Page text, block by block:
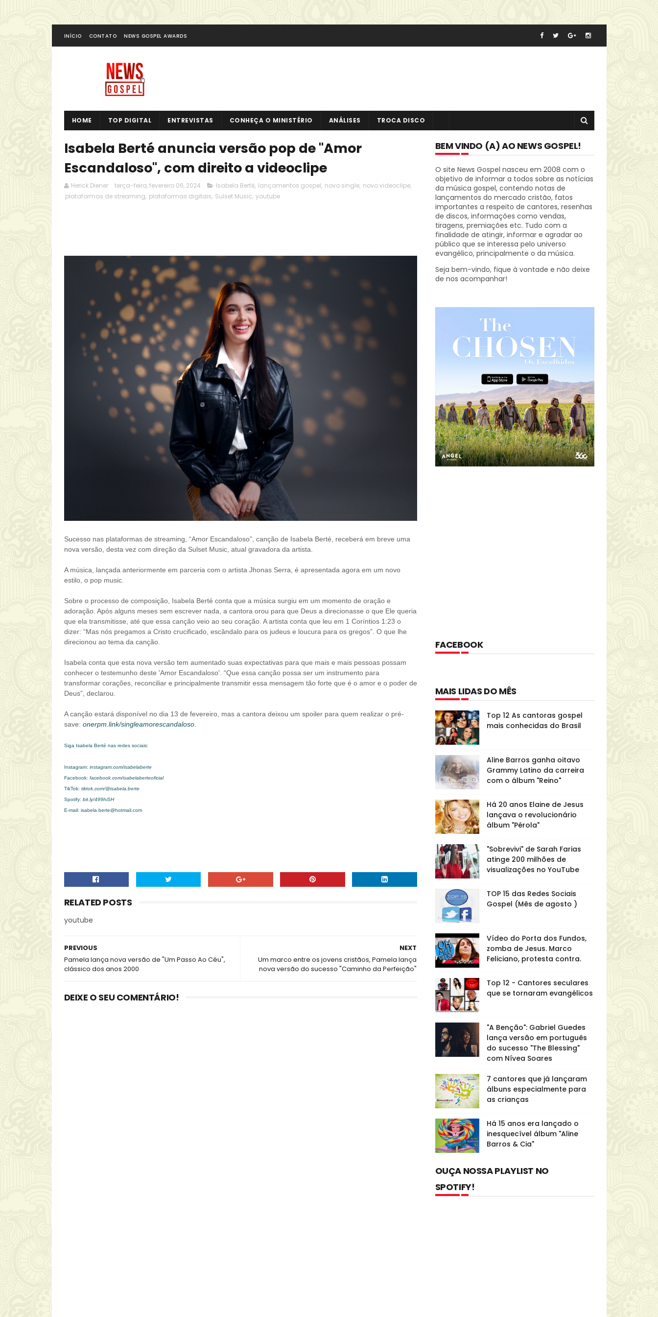
INÍCIO CONTATO NEWS GOSPEL AWARDS
HOME TOP DIGITAL ENTREVISTAS CONHEÇA O MINISTÉRIO ANÁLISES TROCA DISCO
Isabela Berté anuncia versão pop de "Amor
Escandaloso", com direito a videoclipe
Herick Diener terça-feira, fevereiro 06, 2024 Isabela Berté, lançamentos gospel, novo single, novo videoclipe,
plataformas de streaming, plataformas digitais, Sulset Music, youtube
Sucesso nas plataformas de streaming, “Amor Escandaloso”, canção de Isabela Berté, receberá em breve uma
nova versão, desta vez com direção da Sulset Music, atual gravadora da artista.
A música, lançada anteriormente em parceria com o artista Jhonas Serra, é apresentada agora em um novo
estilo, o pop music.
Sobre o processo de composição, Isabela Berté conta que a música surgiu em um momento de oração e
adoração. Após alguns meses sem escrever nada, a cantora orou para que Deus a direcionasse o que Ele queria
que ela transmitisse, até que essa canção veio ao seu coração. A artista conta que leu em 1 Coríntios 1:23 o
dizer: “Mas nós pregamos a Cristo crucificado, escândalo para os judeus e loucura para os gregos”. O que lhe
direcionou ao tema da canção.
Isabela conta que esta nova versão tem aumentado suas expectativas para que mais e mais pessoas possam
conhecer o testemunho deste 'Amor Escandaloso'. “Que essa canção possa ser um instrumento para
transformar corações, reconciliar e principalmente transmitir essa mensagem tão forte que é o amor e o poder de
Deus”, declarou.
A canção estará disponível no dia 13 de fevereiro, mas acantora deixou um spoiler para quem realizar o pré-
save: onerpm.link/singleamorescandaloso.
Siga Isabela Berté nas redes sociais:
Instagram: instagram.com/isabelaberte
Facebook: facebook.com/isabelaberteoficial
TikTok: tiktok.com/@isabela.berte
Spotify: bit.ly/499hiSH
E-mail: isabela.berte@hotmail.com
RELATED POSTS
youtube
NEXT
Um marco entre os jovens cristãos, Pamela lança
nova versão do sucesso "Caminho da Perfeição"
PREVIOUS
Pamela lança nova versão de "Um Passo Ao Céu",
clássico dos anos 2000
DEIXE O SEU COMENTÁRIO!
BEM VINDO (A) AO NEWS GOSPEL!
O site News Gospel nasceu em 2008 com o
objetivo de informar a todos sobre as notícias
da música gospel, contendo notas de
lançamentos do mercado cristão, fatos
importantes a respeito de cantores, resenhas
de discos, informações como vendas,
tiragens, premiações etc. Tudo com a
finalidade de atingir, informar e agradar ao
público que se interessa pelo universo
evangélico, principalmente o da música.
Seja bem-vindo, fique à vontade e não deixe
de nos acompanhar!
FACEBOOK
MAIS LIDAS DO MÊS
Top 12 As cantoras gospel
mais conhecidas do Brasil
Aline Barros ganha oitavo
Grammy Latino da carreira
com o álbum "Reino"
Há 20 anos Elaine de Jesus
lançava o revolucionário
álbum "Pérola"
"Sobrevivi" de Sarah Farias
atinge 200 milhões de
visualizações no YouTube
TOP 15 das Redes Sociais
Gospel (Mês de agosto )
Vídeo do Porta dos Fundos,
zomba de Jesus. Marco
Feliciano, protesta contra.
Top 12 - Cantores seculares
que se tornaram evangélicos
"A Benção": Gabriel Guedes
lança versão em português
do sucesso "The Blessing"
com Nívea Soares
7 cantores que já lançaram
álbuns especialmente para
as crianças
Há 15 anos era lançado o
inesquecível álbum "Aline
Barros & Cia"
OUÇA NOSSA PLAYLIST NO
SPOTIFY!